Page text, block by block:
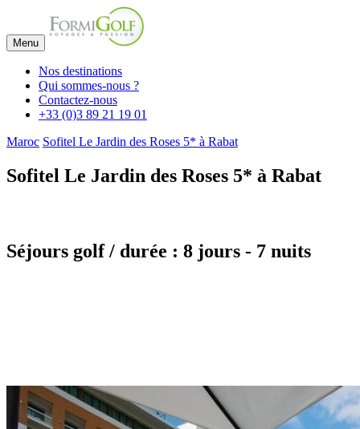
Menu
Nos destinations
Qui sommes-nous ?
Contactez-nous
+33 (0)3 89 21 19 01
Maroc Sofitel Le Jardin des Roses 5* à Rabat
Sofitel Le Jardin des Roses 5* à Rabat
Séjours golf / durée : 8 jours - 7 nuits